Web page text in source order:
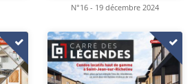
N°16 - 19 décembre 2024